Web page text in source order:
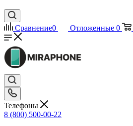
Сравнение0 Отложенные 0
Телефоны
8 (800) 500-00-22